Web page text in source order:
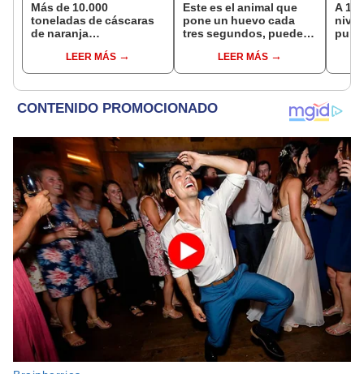
Más de 10.000
toneladas de cáscaras
de naranja
ecosistema de Costa
Rica: 16 años después,
LEER MÁS
Este es el animal que
pone un huevo cada
tres segundos, puede
habita en casi todo el
planeta, excepto en la
LEER MÁS
A
nivel
está